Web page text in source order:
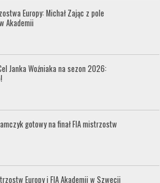
Europy: Michał Zając z pole
Akademii
Janka Woźniaka na sezon 2026:
gotowy na finał FIA mistrzostw
Europy i FIA Akademii w Szwecji